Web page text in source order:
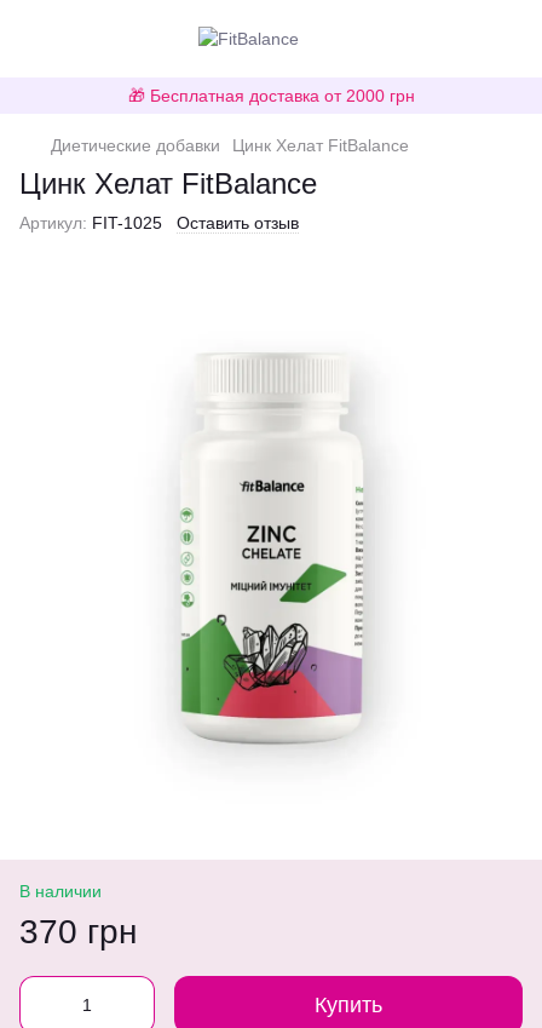
🎁 Бесплатная доставка от 2000 грн
Диетические добавки Цинк Хелат FitBalance
Цинк Хелат FitBalance
Артикул: FIT-1025 Оставить отзыв
В наличии
370 грн
Купить